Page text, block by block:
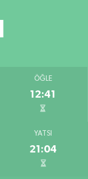
ÖĞLE
12:41
YATSI
21:04